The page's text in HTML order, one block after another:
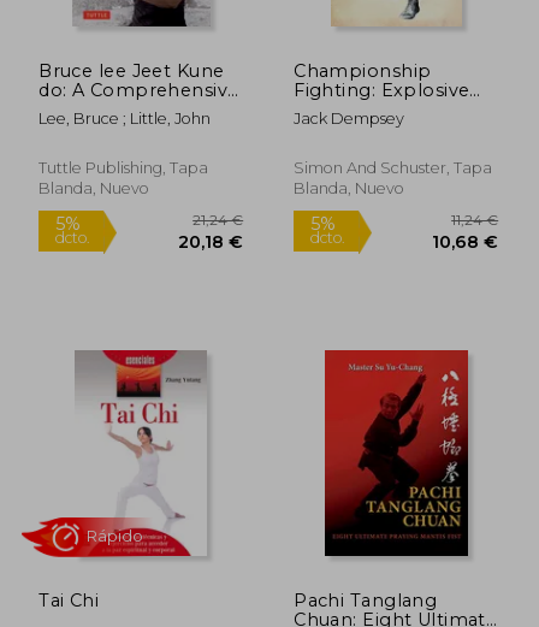
23,74 €
Bruce lee Jeet Kune
do: A Comprehensive
Guide to Bruce Lee's
Martial way (en
Lee, Bruce ; Little, John
Tuttle Publishing, Tapa
Blanda, Nuevo
Championship
Fighting: Explosive
Punching and
Aggressive Defense
Jack Dempsey
Simon And Schuster, Tapa
Blanda, Nuevo
Tai Chi
Pachi Tanglang
Chuan: Eight Ultimate